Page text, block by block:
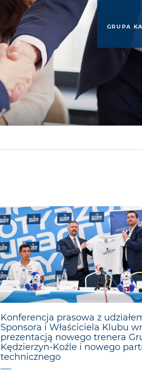
GRUPA
Konferencja prasowa z
Sponsora i Właściciela Klubu
prezentacją nowego trenera
Kędzierzyn-Koźle i nowego
technicznego